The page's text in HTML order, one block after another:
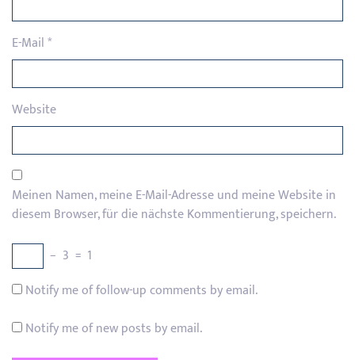
E-Mail*
Website
Meinen Namen, meine E-Mail-Adresse und meine Website in
diesem Browser, für die nächste Kommentierung, speichern.
− 3 = 1
Notify me of follow-up comments by email.
Notify me of new posts by email.